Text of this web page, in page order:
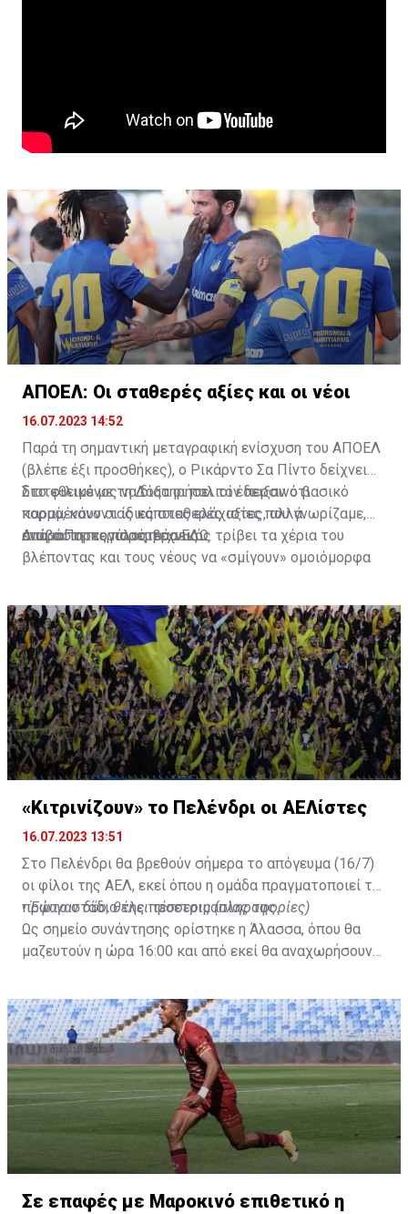
ΑΠΟΕΛ: Οι σταθερές αξίες και οι νέοι
16.07.2023 14:52
Παρά τη σημαντική μεταγραφική ενίσχυση του ΑΠΟΕΛ
(βλέπε έξι προσθήκες), ο Ρικάρντο Σα Πίντο δείχνει
διατεθειμένος να διατηρήσει τον περσινό βασικό
κορμό, κάνοντας κάποιες ελάχιστες, αλλά
απαραίτητες παρεμβάσεις.
Στο φιλικό με τη Δόξα οι παλιοί έδειξαν ότι
παραμένουν οι ίδιες σταθερές αξίες που γνωρίζαμε,
ενώ ο Πορτογάλος τεχνικός τρίβει τα χέρια του
βλέποντας και τους νέους να «σμίγουν» ομοιόμορφα
Διαβάστε περισσότεραΕΔΩ.
«Κιτρινίζουν» το Πελένδρι οι ΑΕΛίστες
16.07.2023 13:51
Στο Πελένδρι θα βρεθούν σήμερα το απόγευμα (16/7)
οι φίλοι της ΑΕΛ, εκεί όπου η ομάδα πραγματοποιεί το
πρώτο στάδιο της προετοιμασίας της.
•Έφυγαν δύο, θέλει τέσσερις (πληροφορίες)
Ως σημείο συνάντησης ορίστηκε η Άλασσα, όπου θα
μαζευτούν η ώρα 16:00 και από εκεί θα αναχωρήσουν
δώοσυν το παρών τους στην απογευματινή προπόνηση
της ομάδας.
Σε επαφές με Μαροκινό επιθετικό η